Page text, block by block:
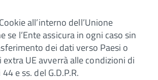
all’interno dell’Unione
se l’Ente assicura in ogni caso sin
dei dati verso Paesi o
extra UE avverrà alle condizioni di
e ss. del G.D.P.R.